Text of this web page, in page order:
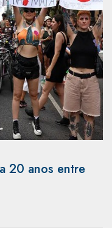
20 anos entre